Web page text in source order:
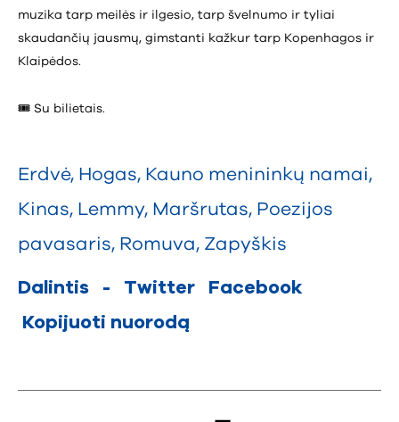
muzika tarp meilės ir ilgesio, tarp švelnumo ir tyliai
skaudančių jausmų, gimstanti kažkur tarp Kopenhagos ir
Klaipėdos.
🎟️ Su bilietais.
Erdvė, Hogas, Kauno menininkų namai,
Kinas, Lemmy, Maršrutas, Poezijos
pavasaris, Romuva, Zapyškis
Dalintis - Twitter
Facebook
Kopijuoti nuorodą